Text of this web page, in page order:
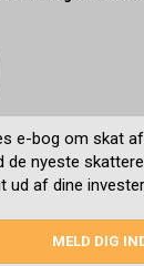
e-bog om skat
nyeste
ud af dine
MELD DIG